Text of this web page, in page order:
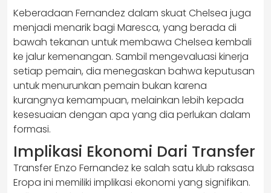
Keberadaan Fernandez dalam skuat Chelsea juga
menjadi menarik bagi Maresca, yang berada di
bawah tekanan untuk membawa Chelsea kembali
ke jalur kemenangan. Sambil mengevaluasi kinerja
setiap pemain, dia menegaskan bahwa keputusan
untuk menurunkan pemain bukan karena
kurangnya kemampuan, melainkan lebih kepada
kesesuaian dengan apa yang dia perlukan dalam
formasi.
Implikasi Ekonomi Dari Transfer
Transfer Enzo Fernandez ke salah satu klub raksasa
Eropa ini memiliki implikasi ekonomi yang signifikan.